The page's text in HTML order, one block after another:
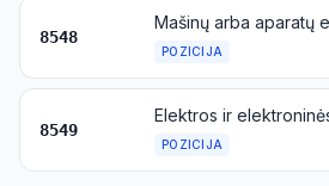
8548
POZICIJA
8549
POZICIJA